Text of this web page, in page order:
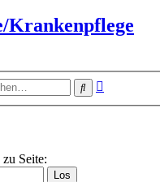
Krankenpflege
Suche
zu Seite: